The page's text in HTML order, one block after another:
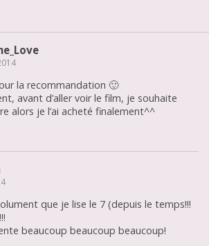
la recommandation 🙂
avant d’aller voir le film, je souhaite
alors je l’ai acheté finalement^^
que je lise le 7 (depuis le temps!!!
beaucoup beaucoup beaucoup!